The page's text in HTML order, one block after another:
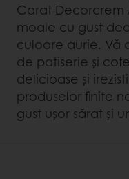
Carat Decorcrem
moale cu gust
culoare aurie. Vă
de patiserie și
delicioase și
produselor finite
gust ușor sărat și